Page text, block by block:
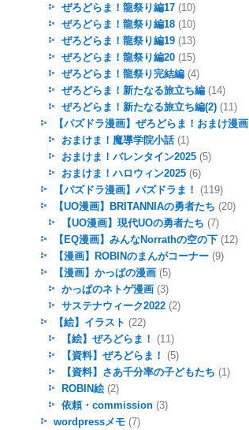
ぜろどらま！龍祭り編17 (10)
ぜろどらま！龍祭り編18 (10)
ぜろどらま！龍祭り編19 (13)
ぜろどらま！龍祭り編20 (15)
ぜろどらま！龍祭り完結編 (4)
ぜろどらま！新たなる旅立ち編 (14)
ぜろどらま！新たなる旅立ち編(2) (11)
【パズドラ漫画】ぜろどらま！おまけ漫画
おまけま！魔導学院小話(1)
おまけま！バレンタイン2025 (5)
おまけま！ハロウィン2025 (6)
【パズドラ漫画】パズドラま！
(119)
【UO漫画】BRITANNIAの勇者たち (20)
【UO漫画】現代UOの勇者たち (7)
【EQ漫画】みんなNorrathの空の下 (12)
【漫画】ROBINのまんがコーナー (9)
【漫画】かっぱの漫画 (5)
かっぱのネトゲ漫画 (3)
サステナウィーク2022 (2)
【絵】イラスト (22)
【絵】ぜろどらま！
(11)
【資料】ぜろどらま！
(5)
【資料】さあ千分率の子どもたち (1)
ROBIN絵 (2)
依頼・commission (3)
wordpressメモ (7)